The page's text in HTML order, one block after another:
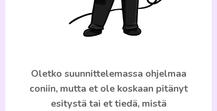
Oletko suunnittelemassa ohjelmaa
coniin, mutta et ole koskaan pitänyt
esitystä tai et tiedä, mistä